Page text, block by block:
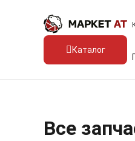
Каталог
Все